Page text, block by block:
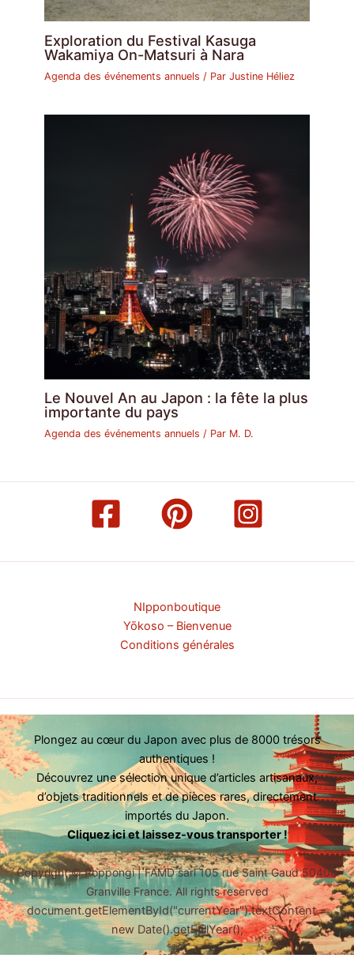
Exploration du Festival Kasuga
Wakamiya On-Matsuri à Nara
Agenda des événements annuels / ParJustine Héliez
Le Nouvel An au Japon : la fête la plus
importante du pays
Agenda des événements annuels / Par M. D.
NIpponboutique
Yōkoso – Bienvenue
Conditions générales
Plongez au cœur du Japon avec plus de 8000 trésors
authentiques !
Découvrez une sélection unique d’articles artisanaux,
d’objets traditionnels et de pièces rares, directement
importés du Japon.
Cliquez ici et laissez-vous transporter !
Copyright ©Roppongi | FAMD sarl 105 rue Saint Gaud 50400
Granville France. All rights reserved
document.getElementById("currentYear").textContent =
new Date().getFullYear();